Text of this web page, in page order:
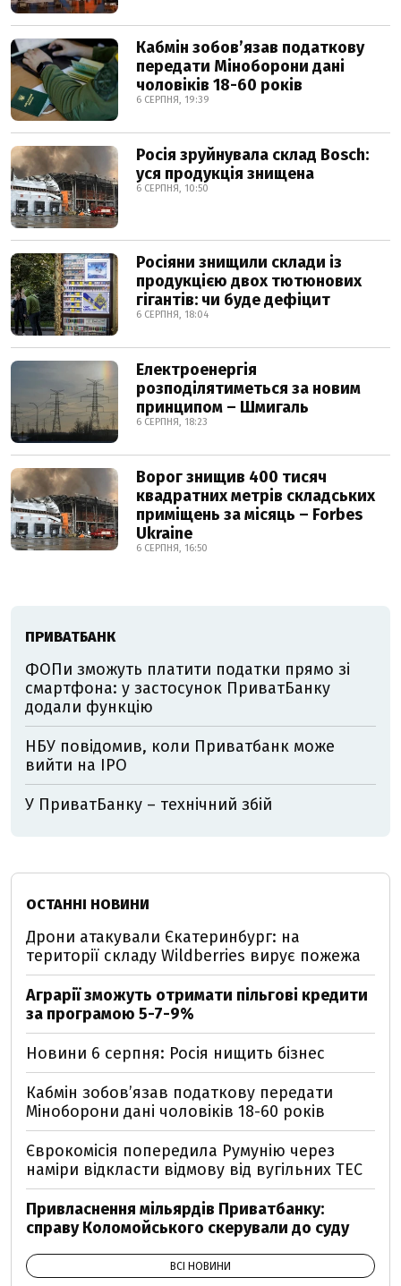
Кабмін зобовʼязав податкову
передати Міноборони дані
чоловіків 18-60 років
6 СЕРПНЯ, 19:39
Росія зруйнувала склад Bosch:
уся продукція знищена
6 СЕРПНЯ, 10:50
Росіяни знищили склади із
продукцією двох тютюнових
гігантів: чи буде дефіцит
6 СЕРПНЯ, 18:04
Електроенергія
розподілятиметься за новим
принципом – Шмигаль
6 СЕРПНЯ, 18:23
Ворог знищив 400 тисяч
квадратних метрів складських
приміщень за місяць – Forbes
Ukraine
6 СЕРПНЯ, 16:50
ПРИВАТБАНК
ФОПи зможуть платити податки прямо зі
смартфона: у застосунок ПриватБанку
додали функцію
НБУ повідомив, коли Приватбанк може
вийти на IPO
У ПриватБанку – технічний збій
ОСТАННІ НОВИНИ
Дрони атакували Єкатеринбург: на
території складу Wildberries вирує пожежа
Аграрії зможуть отримати пільгові кредити
за програмою 5-7-9%
Новини 6 серпня: Росія нищить бізнес
Кабмін зобовʼязав податкову передати
Міноборони дані чоловіків 18-60 років
Єврокомісія попередила Румунію через
наміри відкласти відмову від вугільних ТЕС
Привласнення мільярдів Приватбанку:
справу Коломойського скерували до суду
ВСІ НОВИНИ